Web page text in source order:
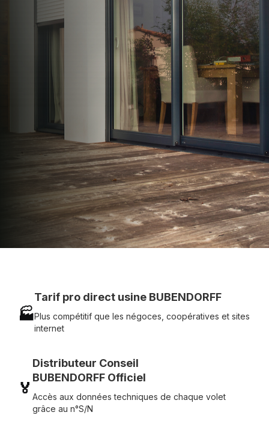
N2PRO Fermetures est votre référent Distributeur
Conseil BUBENDORFF officiel pour vous
apporter : Tarifs directs usines sans minimum
d'achat - Assistance technique chantier et
service réactif avec simplicité.
07 83 35 69 17
MON DEVIS MOTEUR
Voir tous nos produits
🏭
Tarif pro direct usine BUBENDORFF
Plus compétitif que les négoces, coopératives et sites
internet
🏅
Distributeur Conseil
BUBENDORFF Officiel
Accès aux données techniques de chaque volet
grâce au n°S/N